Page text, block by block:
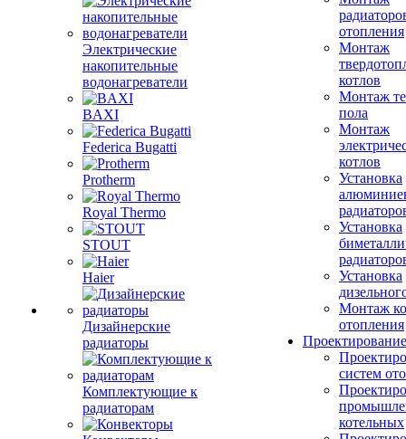
Электрические
накопительные
водонагреватели
BAXI
Federica Bugatti
Protherm
Royal Thermo
STOUT
Haier
Дизайнерские
радиаторы
Комплектующие к
радиаторам
отопления
Монтаж
котлов
Монтаж
пола
Монтаж
котлов
Установка
Установка
Установка
Монтаж
отопления
Проектирование
систем
котельных